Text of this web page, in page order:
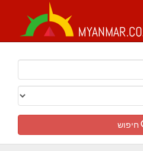
חיפוש